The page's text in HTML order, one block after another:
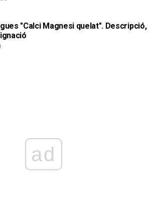
"Calci Magnesi quelat". Descripció,
ad